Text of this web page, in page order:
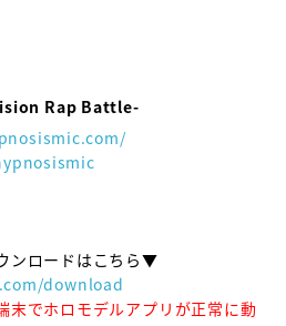
Rap Battle-
download
でホロモデルアプリが正常に動